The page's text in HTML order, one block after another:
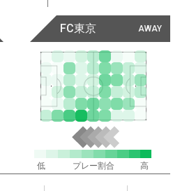
AWAY
FC東京
低 プレー割合 高